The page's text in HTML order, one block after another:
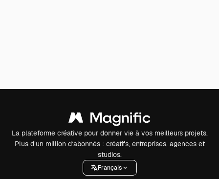
La plateforme créative pour donner vie à vos meilleurs projets.
Plus d’un million d’abonnés : créatifs, entreprises, agences et
studios.
Français